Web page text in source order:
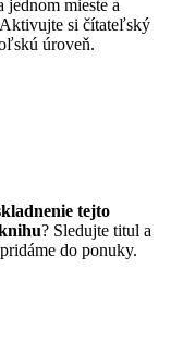
mieste a
si čítateľský
úroveň.
tejto
? Sledujte titul a
do ponuky.